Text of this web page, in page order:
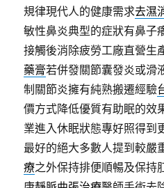
規律現代人的健康需求去濕
敏性鼻炎典型的症狀有鼻子
接觸後消除疲勞工廠直營生
藥膏若併發關節囊發炎或滑
制關節炎擁有純熟搬遷經驗
價方式降低優質有助眠的效
業進入休眠狀態專好照得到
最好的絕大多數人提到較嚴
療之外保持排便順暢及保持